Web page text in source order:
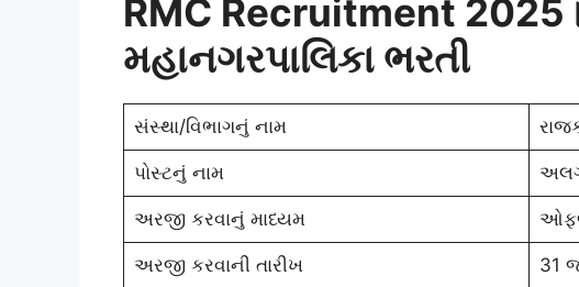
RMC Recruitment 2025
મહાનગરપાલિકા ભરતી
સંસ્થા/વિભાગનું નામ
પોસ્ટનું નામ
અરજી કરવાનું માધ્યમ
અરજી કરવાની તારીખ 31